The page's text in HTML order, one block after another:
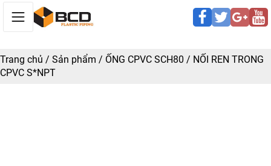
Trang chủ / Sản phẩm / ỐNG CPVC SCH80 / NỐI REN TRONG
CPVC S*NPT